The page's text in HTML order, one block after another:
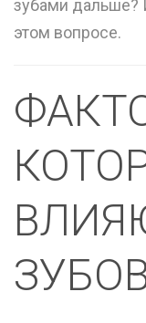
зубами дальше?
этом вопросе.